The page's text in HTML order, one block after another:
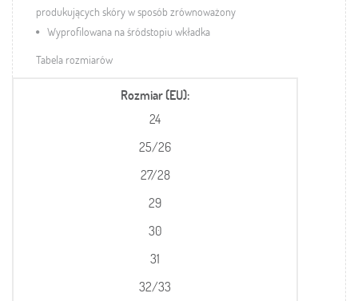
produkujących skóry w sposób zrównoważony
Wyprofilowana na śródstopiu wkładka
Tabela rozmiarów
Rozmiar (EU)
24
25/26
27/28
29
30
31
32/33